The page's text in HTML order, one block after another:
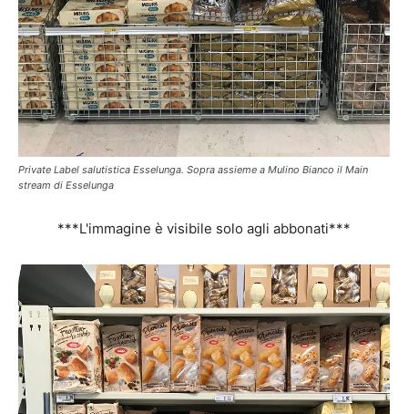
Private Label salutistica Esselunga. Sopra assieme a Mulino Bianco il Main
stream di Esselunga
***L'immagine è visibile solo agli abbonati***